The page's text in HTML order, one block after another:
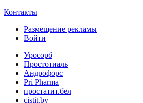
Контакты
Размещение рекламы
Войти
Уросорб
Простотиаль
Андрофорс
Pri Pharma
простатит.бел
cistit.by